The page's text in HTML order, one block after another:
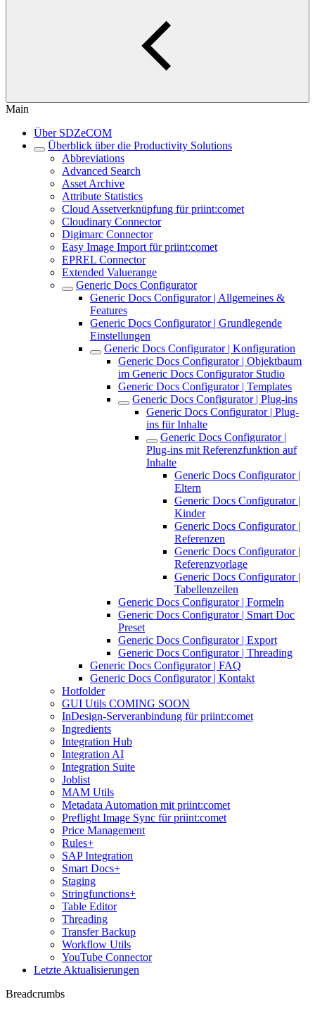
Main
Über SDZeCOM
Überblick über die Productivity Solutions
Abbreviations
Advanced Search
Asset Archive
Attribute Statistics
Cloud Assetverknüpfung für priint:comet
Cloudinary Connector
Digimarc Connector
Easy Image Import für priint:comet
EPREL Connector
Extended Valuerange
Generic Docs Configurator
Generic Docs Configurator | Allgemeines &
Features
Generic Docs Configurator | Grundlegende
Einstellungen
Generic Docs Configurator | Konfiguration
Generic Docs Configurator | Objektbaum
im Generic Docs Configurator Studio
Generic Docs Configurator | Templates
Generic Docs Configurator | Plug-ins
Generic Docs Configurator | Plug-
ins für Inhalte
Generic Docs Configurator |
Plug-ins mit Referenzfunktion auf
Inhalte
Generic Docs Configurator |
Eltern
Generic Docs Configurator |
Kinder
Generic Docs Configurator |
Referenzen
Generic Docs Configurator |
Referenzvorlage
Generic Docs Configurator |
Tabellenzeilen
Generic Docs Configurator | Formeln
Generic Docs Configurator | Smart Doc
Preset
Generic Docs Configurator | Export
Generic Docs Configurator | Threading
Generic Docs Configurator | FAQ
Generic Docs Configurator | Kontakt
Hotfolder
GUI Utils COMING SOON
InDesign-Serveranbindung für priint:comet
Ingredients
Integration Hub
Integration AI
Integration Suite
Joblist
MAM Utils
Metadata Automation mit priint:comet
Preflight Image Sync für priint:comet
Price Management
Rules+
SAP Integration
Smart Docs+
Staging
Stringfunctions+
Table Editor
Threading
Transfer Backup
Workflow Utils
YouTube Connector
Letzte Aktualisierungen
Breadcrumbs